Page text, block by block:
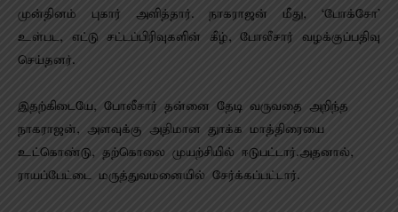
முன்தினம் புகார் அளித்தார். நாகராஜன் மீது, ‘போக்சோ’
உள்பட, எட்டு சட்டப்பிரிவுகளின் கீழ், போலீசார் வழக்குப்பதிவு
செய்தனர்.
இதற்கிடையே, போலீசார் தன்னை தேடி வருவதை அறிந்த
நாகராஜன், அளவுக்கு அதிமான துாக்க மாத்திரையை
உட்கொண்டு, தற்கொலை முயற்சியில் ஈடுபட்டார்.அதனால்,
ராயப்பேட்டை மருத்துவமனையில் சேர்க்கப்பட்டார்.